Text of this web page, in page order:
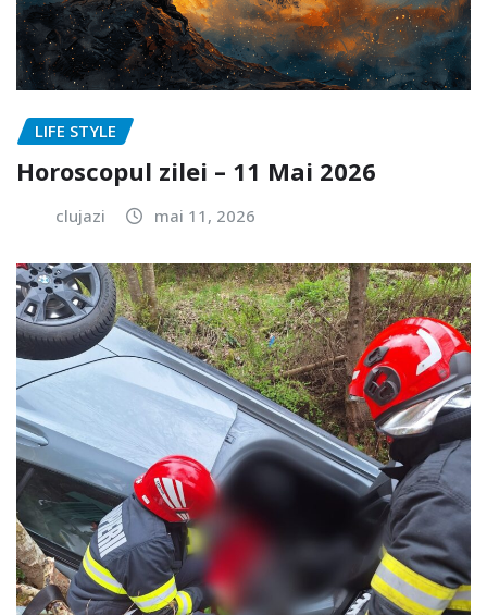
LIFE STYLE
Horoscopul zilei – 11 Mai 2026
clujazi mai 11, 2026